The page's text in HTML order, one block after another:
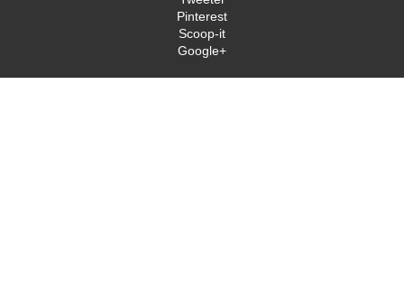
Pinterest
Scoop-it
Google+